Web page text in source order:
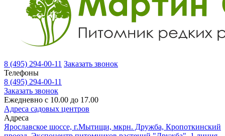
8 (495) 294-00-11 Заказать звонок
Телефоны
8 (495) 294-00-11
Заказать звонок
Ежедневно с 10.00 до 17.00
Адреса садовых центров
Адреса
Ярославское шоссе, г.Мытищи, мкрн. Дружба, Кропоткинский